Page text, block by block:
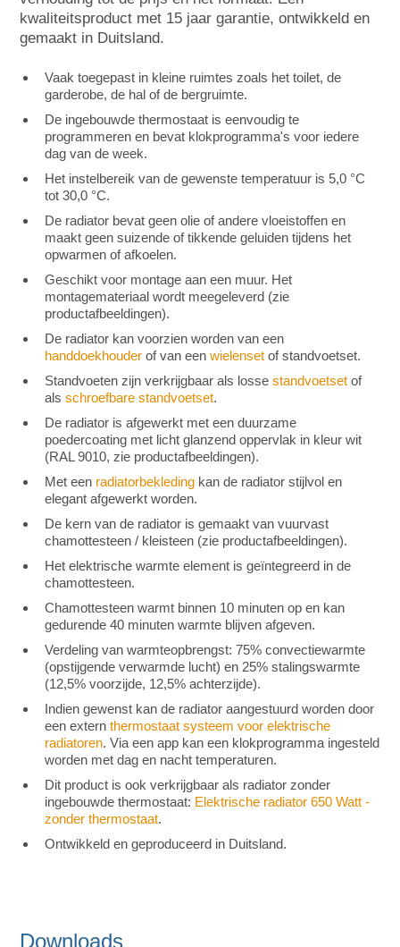
kwaliteitsproduct met 15 jaar garantie, ontwikkeld en
gemaakt in Duitsland.
Vaak toegepast in kleine ruimtes zoals het toilet, de
garderobe, de hal of de bergruimte.
De ingebouwde thermostaat is eenvoudig te
programmeren en bevat klokprogramma's voor iedere
dag van de week.
Het instelbereik van de gewenste temperatuur is 5,0 °C
tot 30,0 °C.
De radiator bevat geen olie of andere vloeistoffen en
maakt geen suizende of tikkende geluiden tijdens het
opwarmen of afkoelen.
Geschikt voor montage aan een muur. Het
montagemateriaal wordt meegeleverd (zie
productafbeeldingen).
De radiator kan voorzien worden van een
handdoekhouder of van een wielenset of standvoetset.
Standvoeten zijn verkrijgbaar als losse standvoetset of
als schroefbare standvoetset.
De radiator is afgewerkt met een duurzame
poedercoating met licht glanzend oppervlak in kleur wit
(RAL 9010, zie productafbeeldingen).
Met een radiatorbekleding kan de radiator stijlvol en
elegant afgewerkt worden.
De kern van de radiator is gemaakt van vuurvast
chamottesteen / kleisteen (zie productafbeeldingen).
Het elektrische warmte element is geïntegreerd in de
chamottesteen.
Chamottesteen warmt binnen 10 minuten op en kan
gedurende 40 minuten warmte blijven afgeven.
Verdeling van warmteopbrengst: 75% convectiewarmte
(opstijgende verwarmde lucht) en 25% stalingswarmte
(12,5% voorzijde, 12,5% achterzijde).
Indien gewenst kan de radiator aangestuurd worden door
een extern thermostaat systeem voor elektrische
radiatoren. Via een app kan een klokprogramma ingesteld
worden met dag en nacht temperaturen.
Dit product is ook verkrijgbaar als radiator zonder
ingebouwde thermostaat: Elektrische radiator 650 Watt -
zonder thermostaat.
Ontwikkeld en geproduceerd in Duitsland.
Downloads